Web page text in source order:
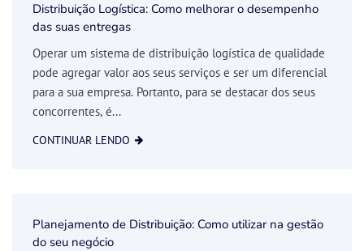
Distribuição Logística: Como melhorar o desempenho
das suas entregas
Operar um sistema de distribuição logística de qualidade
pode agregar valor aos seus serviços e ser um diferencial
para a sua empresa. Portanto, para se destacar dos seus
concorrentes, é...
CONTINUAR LENDO
Planejamento de Distribuição: Como utilizar na gestão
do seu negócio